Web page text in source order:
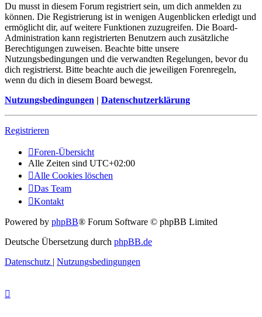
Du musst in diesem Forum registriert sein, um dich anmelden zu
können. Die Registrierung ist in wenigen Augenblicken erledigt und
ermöglicht dir, auf weitere Funktionen zuzugreifen. Die Board-
Administration kann registrierten Benutzern auch zusätzliche
Berechtigungen zuweisen. Beachte bitte unsere
Nutzungsbedingungen und die verwandten Regelungen, bevor du
dich registrierst. Bitte beachte auch die jeweiligen Forenregeln,
wenn du dich in diesem Board bewegst.
Nutzungsbedingungen | Datenschutzerklärung
Registrieren
Foren-Übersicht
Alle Zeiten sind UTC+02:00
Alle Cookies löschen
Das Team
Kontakt
Powered by phpBB® Forum Software © phpBB Limited
Deutsche Übersetzung durch phpBB.de
Datenschutz | Nutzungsbedingungen